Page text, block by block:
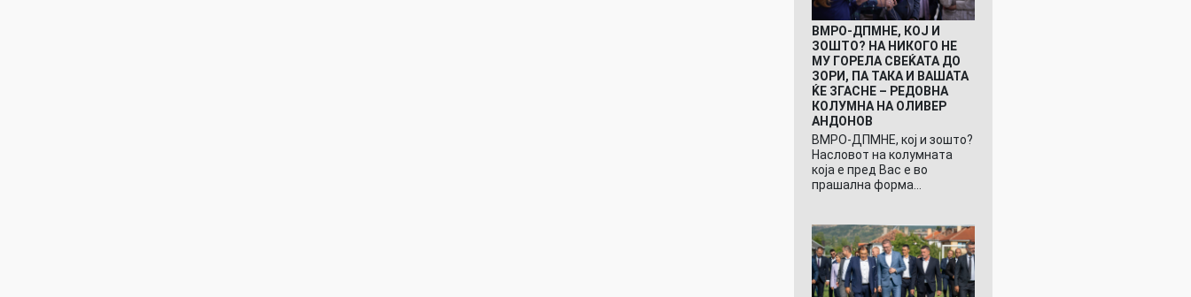
ВМРО-ДПМНЕ, КОЈ И
ЗОШТО? НА НИКОГО НЕ
МУ ГОРЕЛА СВЕЌАТА ДО
ЗОРИ, ПА ТАКА И ВАШАТА
ЌЕ ЗГАСНЕ – РЕДОВНА
КОЛУМНА НА ОЛИВЕР
АНДОНОВ
ВМРО-ДПМНЕ, кој и зошто?
Насловот на колумната
која е пред Вас е во
прашална форма…